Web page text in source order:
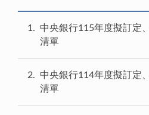
1
中央銀行115年度擬訂定
清單
2
中央銀行114年度擬訂定
清單